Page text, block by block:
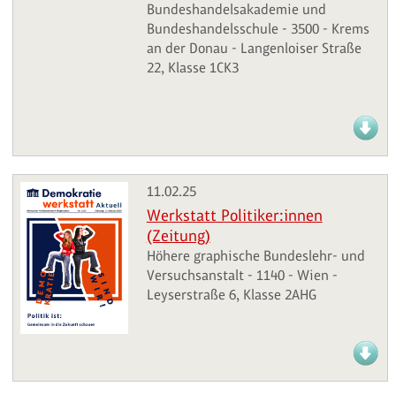
Bundeshandelsakademie und
Bundeshandelsschule - 3500 - Krems
an der Donau - Langenloiser Straße
22, Klasse 1CK3
11.02.25
Werkstatt Politiker:innen
(Zeitung)
Höhere graphische Bundeslehr- und
Versuchsanstalt - 1140 - Wien -
Leyserstraße 6, Klasse 2AHG